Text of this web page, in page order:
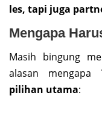
les, tapi juga
Mengapa
Masih bingung
alasan mengapa
pilihan utama: